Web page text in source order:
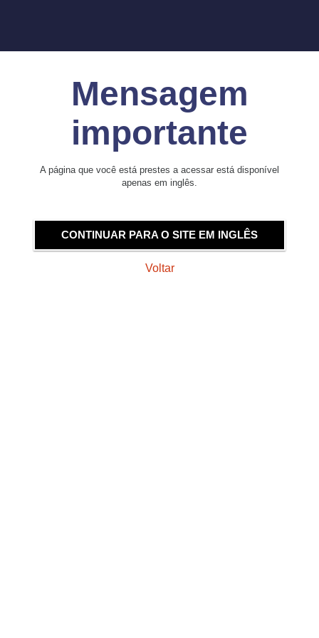
Mensagem
importante
A página que você está prestes a acessar está disponível
apenas em inglês.
CONTINUAR PARA O SITE EM INGLÊS
Voltar